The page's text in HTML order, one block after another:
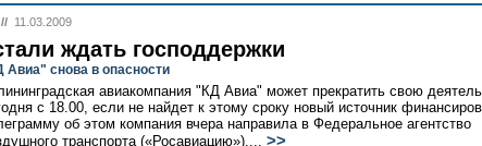
// 11.03.2009
ждать господдержки
Авиа" снова в опасности
авиакомпания "КД Авиа" может прекратить свою
с 18.00, если не найдет к этому сроку новый источник
об этом компания вчера направила в Федеральное агентство
транспорта («Росавиацию»).... >>